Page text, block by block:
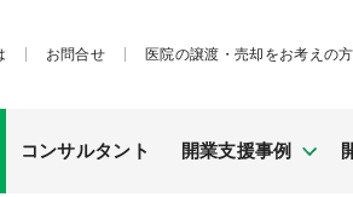
お問合せ 医院の譲渡・売却をお考えの方
コンサルタント 開業支援事例